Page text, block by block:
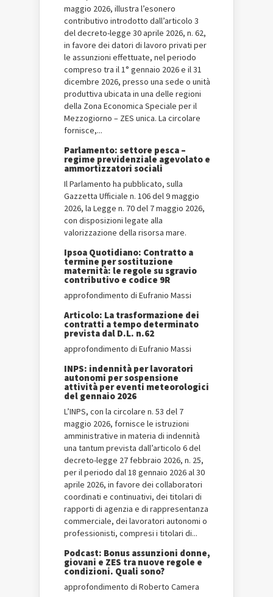
maggio 2026, illustra l’esonero
contributivo introdotto dall’articolo 3
del decreto-legge 30 aprile 2026, n. 62,
in favore dei datori di lavoro privati per
le assunzioni effettuate, nel periodo
compreso tra il 1° gennaio 2026 e il 31
dicembre 2026, presso una sede o unità
produttiva ubicata in una delle regioni
della Zona Economica Speciale per il
Mezzogiorno – ZES unica. La circolare
fornisce,...
Parlamento: settore pesca –
regime previdenziale agevolato e
ammortizzatori sociali
Il Parlamento ha pubblicato, sulla
Gazzetta Ufficiale n. 106 del 9 maggio
2026, la Legge n. 70 del 7 maggio 2026,
con disposizioni legate alla
valorizzazione della risorsa mare.
Ipsoa Quotidiano: Contratto a
termine per sostituzione
maternità: le regole su sgravio
contributivo e codice 9R
approfondimento di Eufranio Massi
Articolo: La trasformazione dei
contratti a tempo determinato
prevista dal D.L. n.62
approfondimento di Eufranio Massi
INPS: indennità per lavoratori
autonomi per sospensione
attività per eventi meteorologici
del gennaio 2026
L’INPS, con la circolare n. 53 del 7
maggio 2026, fornisce le istruzioni
amministrative in materia di indennità
una tantum prevista dall’articolo 6 del
decreto-legge 27 febbraio 2026, n. 25,
per il periodo dal 18 gennaio 2026 al 30
aprile 2026, in favore dei collaboratori
coordinati e continuativi, dei titolari di
rapporti di agenzia e di rappresentanza
commerciale, dei lavoratori autonomi o
professionisti, compresi i titolari di...
Podcast: Bonus assunzioni donne,
giovani e ZES tra nuove regole e
condizioni. Quali sono?
approfondimento di Roberto Camera